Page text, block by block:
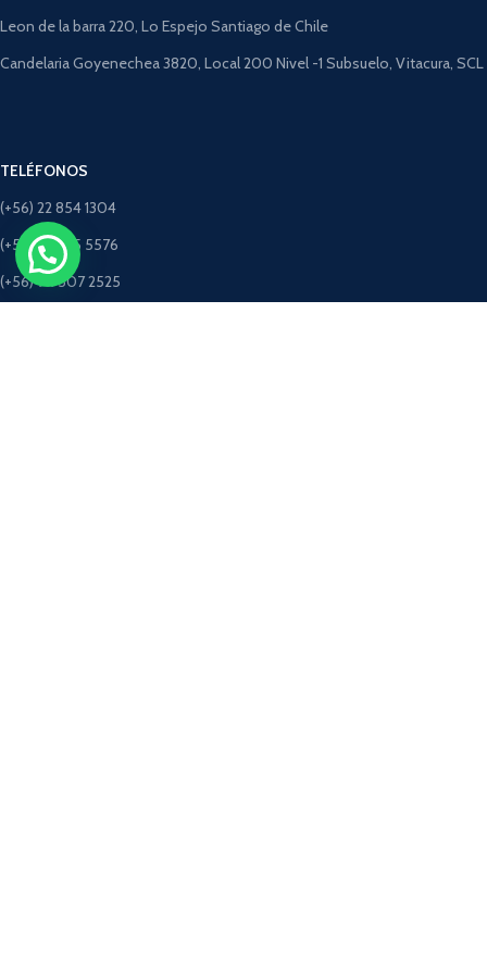
Leon de la barra 220, Lo Espejo Santiago de Chile
Candelaria Goyenechea 3820, Local 200 Nivel -1 Subsuelo, Vitacura, SCL
TELÉFONOS
(+56) 22 854 1304
(+56) 9 4275 5576
(+56) 9 9507 2525